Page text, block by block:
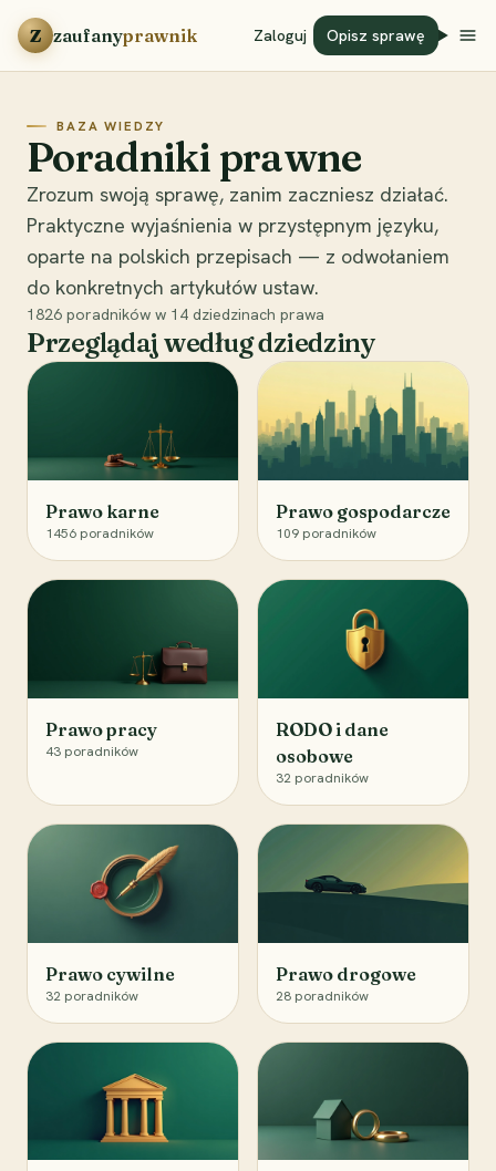
Przejdź do treści
Z zaufanyprawnik Zaloguj Opisz sprawę
BAZA WIEDZY
Poradniki prawne
Zrozum swoją sprawę, zanim zaczniesz działać.
Praktyczne wyjaśnienia w przystępnym języku,
oparte na polskich przepisach — z odwołaniem
do konkretnych artykułów ustaw.
1826 poradników w 14 dziedzinach prawa
Przeglądaj według dziedziny
Prawo karne
1456 poradników
Prawo gospodarcze
109 poradników
Prawo pracy
43 poradników
RODO i dane
osobowe
32 poradników
Prawo cywilne
32 poradników
Prawo drogowe
28 poradników